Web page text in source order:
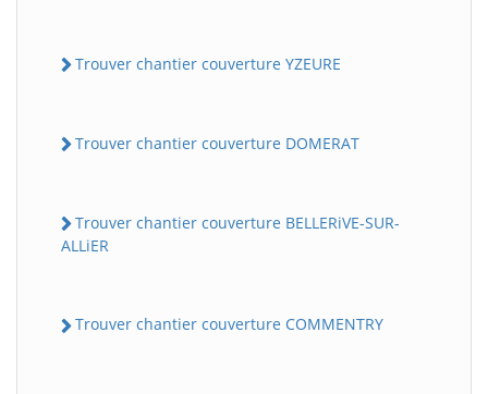
Trouver chantier couverture YZEURE
Trouver chantier couverture DOMERAT
Trouver chantier couverture BELLERiVE-SUR-
ALLiER
Trouver chantier couverture COMMENTRY